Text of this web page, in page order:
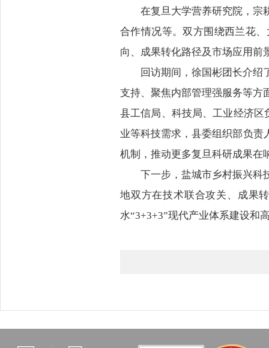
在复旦大学营养研究院，宗
合作情况等。双方围绕西兰花
向、成果转化路径及市场应用前
回访期间，徐国彬团长介绍
支持、聚焦内部管理强服务等方
县工信局、科技局、工业经济区
业等科技需求，县委组织部负责
机制，推动更多复旦科研成果在
下一步，盐城市乡村振兴科
地双方在技术联合攻关、成果
水“3+3+3”现代产业体系建设和